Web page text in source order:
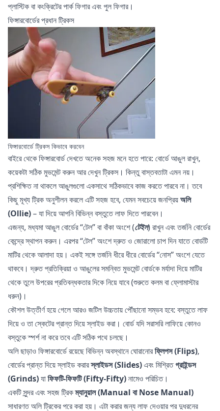
প্লাস্টিক বা কংক্রিটের পার্ক ফিগার এবং পুল ফিগার।
ফিঙ্গারবোর্ডের প্রধান ট্রিকস
ফিঙ্গারবোর্ডে ট্রিকস কিভাবে করবেন
বাইরে থেকে ফিঙ্গারবোর্ড দেখতে অনেক সহজ মনে হতে পারে: বোর্ডে আঙুল রাখুন,
কয়েকটা সঠিক মুভমেন্ট করুন আর দেখুন ট্রিকস। কিন্তু বাস্তবতাটা এমন নয়।
প্রশিক্ষিত না থাকলে আঙুলগুলো একসাথে সঠিকভাবে কাজ করতে পারবে না। তবে
কিছু মূখ্য ট্রিক অনুশীলন করলে এটি সহজ হবে, যেমন সবচেয়ে জনপ্রিয়অলি
(Ollie)– যা দিয়ে আপনি বিভিন্ন বস্তুতে লাফ দিতে পারবেন।
এজন্য, মধ্যমা আঙুল বোর্ডের “টেল” বা বাঁকা অংশে (টেইল) রাখুন এবং তর্জনি বোর্ডের
কেন্দ্রে স্থাপন করুন। এরপর “টেল” অংশে দ্রুত ও জোরালো চাপ দিন যাতে বোর্ডটি
মাটির থেকে আলাদা হয়। একই সঙ্গে তর্জনি ধীরে ধীরে বোর্ডের “নোস” অংশে যেতে
থাকবে। দ্রুত প্রতিক্রিয়া ও আঙুলের সমন্বিত মুভমেন্ট বোর্ডকে মর্যাদা দিয়ে মাটির
থেকে তুলে উপরের প্রতিবন্ধকতার দিকে নিয়ে যাবে (শুরুতে কলম বা ফ্লোমাস্টার
ধরুন)।
কৌশল উত্তীর্ণ হয়ে গেলে আরও জটিল উচ্চতায় পৌঁছানো সম্ভব হবে: বস্তুতে লাফ
দিয়ে ও তা স্কেটের প্রান্ত দিয়ে স্লাইড করা। বোর্ড যদি সরাসরি লাফিয়ে কোনও
বস্তুকে স্পর্শ না করে তবে এটি সঠিক পথে চলছে।
অলি ছাড়াও ফিঙ্গারবোর্ডে রয়েছে বিভিন্ন অবস্থানে ঘোরানোরফ্লিপস (Flips),
বোর্ডের প্রান্ত দিয়ে স্লাইড করারস্লাইডস (Slides)এবং মিশ্রিতগ্রাইন্ডস
(Grinds)যাফিফটি-ফিফটি (Fifty-Fifty)নামেও পরিচিত।
একটি সুন্দর এবং সহজ ট্রিকম্যানুয়াল (Manual বা Nose Manual)
সাধারণত অলি ট্রিকের পরে করা হয়। এটা করার জন্য লাফ দেওয়ার পর দুধরনের